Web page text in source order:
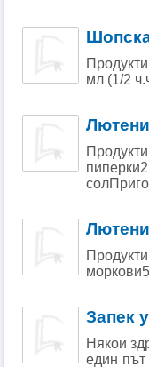
мл (1/2
Запек
Някои
един път